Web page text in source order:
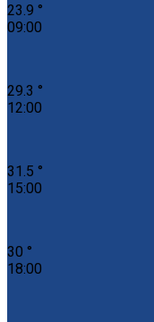
23.9 °
09:00
29.3 °
12:00
31.5 °
15:00
30 °
18:00